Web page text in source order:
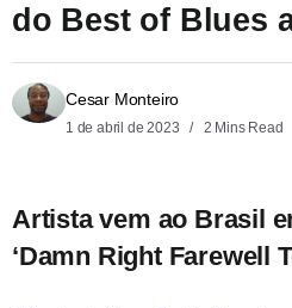
do Best of Blues
Cesar Monteiro
1 de abril de 2023 2 Mins Read
Artista vem ao Brasil
‘Damn Right Farewell